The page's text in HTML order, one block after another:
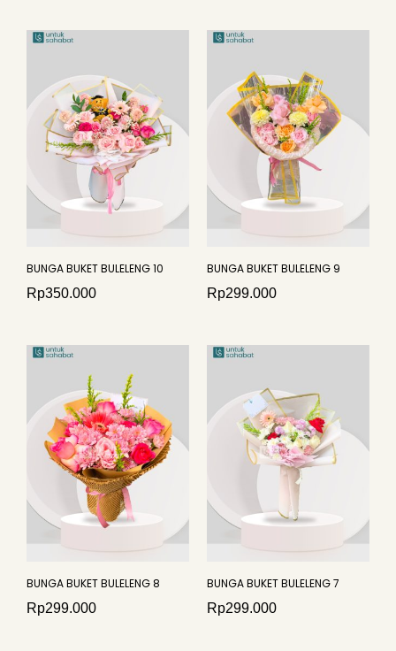
BUNGA BUKET BULELENG 10
Rp350.000
BUNGA BUKET BULELENG 9
Rp299.000
BUNGA BUKET BULELENG 8
Rp299.000
BUNGA BUKET BULELENG 7
Rp299.000